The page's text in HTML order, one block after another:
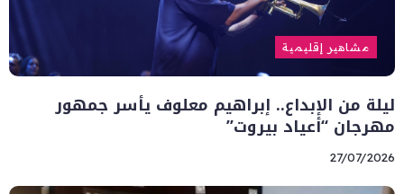
مشاهير إقليمية
ليلة من الإبداع.. إبراهيم معلوف يأسر جمهور
مهرجان “أعياد بيروت”
27/07/2026